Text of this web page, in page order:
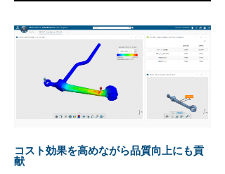
コスト効果を高めながら品質向上にも貢
献